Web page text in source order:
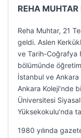
REHA
Reha Muhtar, 21
geldi. Aslen
ve Tarih-Coğrafya
bölümünde
İstanbul ve Ankara
Ankara Koleji’nde
Üniversitesi
Yüksekokulu’nda
1980 yılında